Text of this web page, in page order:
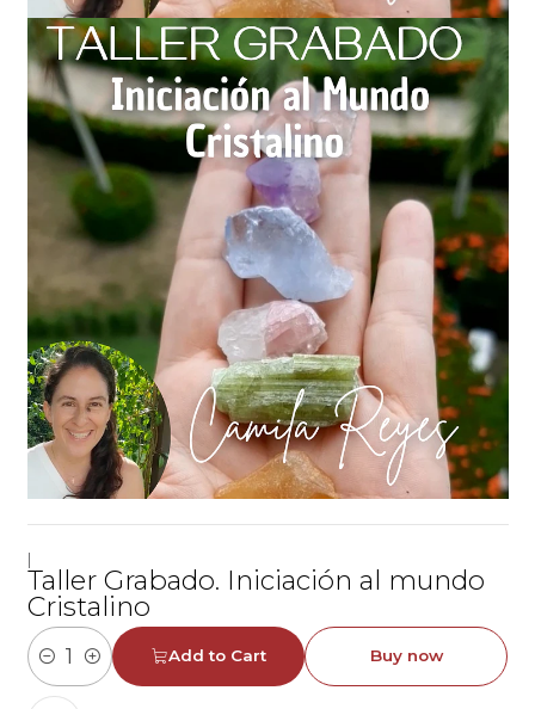
Taller Grabado. Iniciación al mundo
Cristalino
Quantity
Add to Cart Buy now